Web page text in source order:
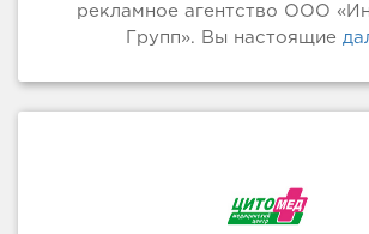
рекламное агентство ООО
Групп». Вы настоящие